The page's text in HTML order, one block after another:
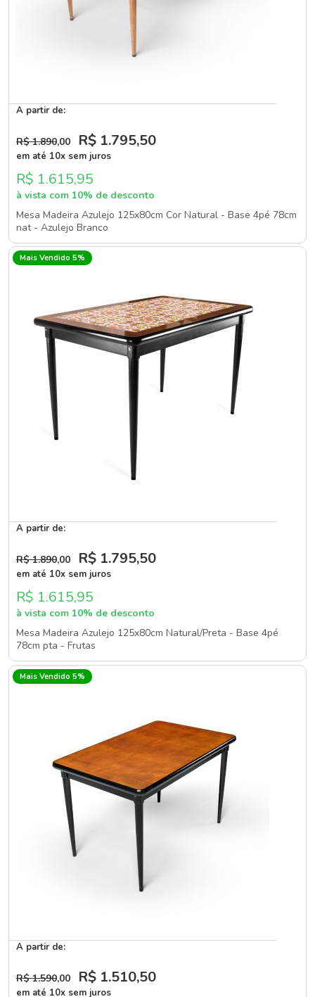
A partir de:
R$ 1.890,00 R$ 1.795,50
em até 10x sem juros
R$ 1.615,95
à vista com 10% de desconto
Mesa Madeira Azulejo 125x80cm Cor Natural - Base 4pé 78cm
nat - Azulejo Branco
Mais Vendido 5%
A partir de:
R$ 1.890,00 R$ 1.795,50
em até 10x sem juros
R$ 1.615,95
à vista com 10% de desconto
Mesa Madeira Azulejo 125x80cm Natural/Preta - Base 4pé
78cm pta - Frutas
Mais Vendido 5%
A partir de:
R$ 1.590,00 R$ 1.510,50
em até 10x sem juros